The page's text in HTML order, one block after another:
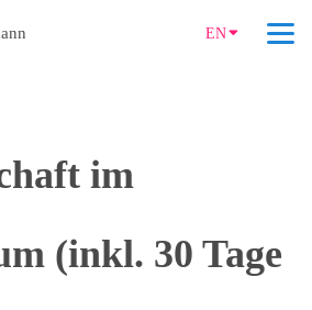
EN
im
(inkl. 30 Tage